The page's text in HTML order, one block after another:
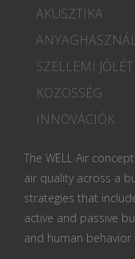
AKUSZTIKA
SZELLEMI JÓLÉT
KÖZÖSSÉG
INNOVÁCIÓK
The WELL Air
air quality across a
strategies that
active and passive
and human behavior